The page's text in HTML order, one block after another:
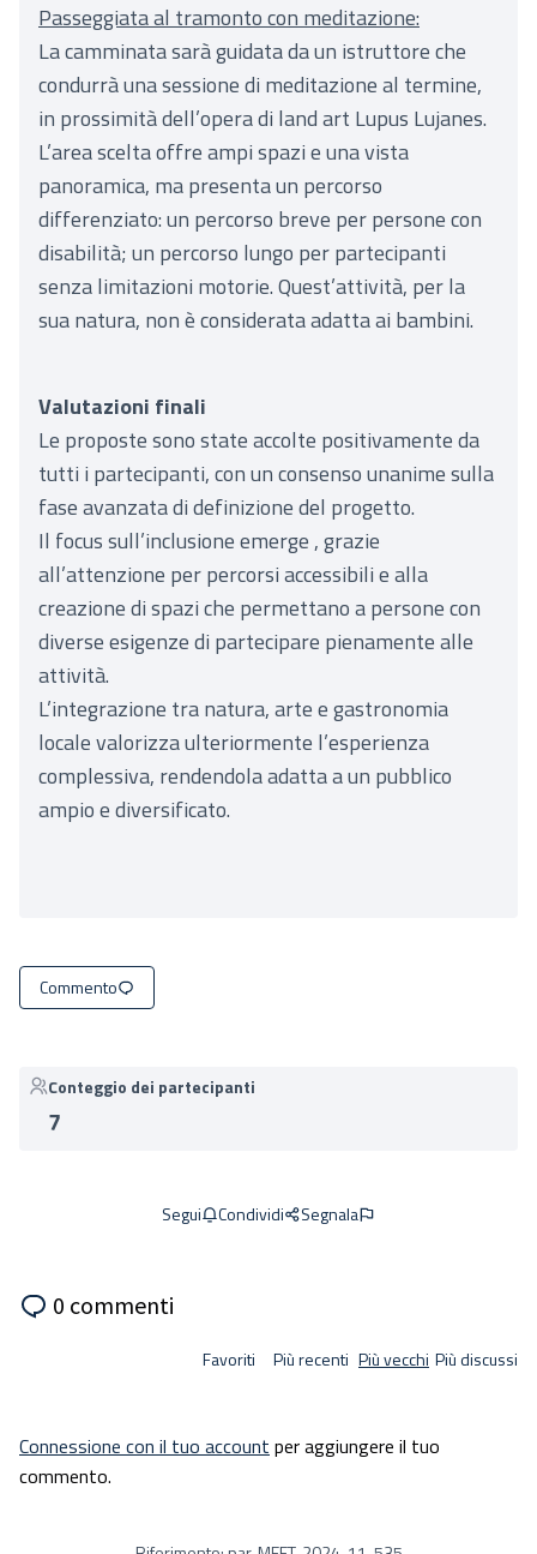
Passeggiata al tramonto con meditazione:
La camminata sarà guidata da un istruttore che
condurrà una sessione di meditazione al termine,
in prossimità dell’opera di land art Lupus Lujanes.
L’area scelta offre ampi spazi e una vista
panoramica, ma presenta un percorso
differenziato: un percorso breve per persone con
disabilità; un percorso lungo per partecipanti
senza limitazioni motorie. Quest’attività, per la
sua natura, non è considerata adatta ai bambini.
Valutazioni finali
Le proposte sono state accolte positivamente da
tutti i partecipanti, con un consenso unanime sulla
fase avanzata di definizione del progetto.
Il focus sull’inclusione emerge , grazie
all’attenzione per percorsi accessibili e alla
creazione di spazi che permettano a persone con
diverse esigenze di partecipare pienamente alle
attività.
L’integrazione tra natura, arte e gastronomia
locale valorizza ulteriormente l’esperienza
complessiva, rendendola adatta a un pubblico
ampio e diversificato.
Commento
Conteggio dei partecipanti
7
Segui Condividi Segnala
0 commenti
Favoriti Più recenti Più vecchi Più discussi
Connessione con il tuo account per aggiungere il tuo
commento.